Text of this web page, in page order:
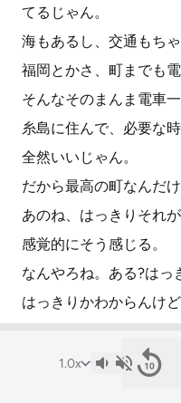
てるじゃん。
海もあるし、交通もちゃ
福岡とかさ、町までも
そんなそのまんま電車
糸島に住んで、必要な
全然いいじゃん。
だから最高の町なんだ
あのね、はっきりそれ
感覚的にそう感じる。
なんやろね。ある?はっ
はっきりかわからんけ
な流れがあったんだけど
その時に、3.11以降ぐ